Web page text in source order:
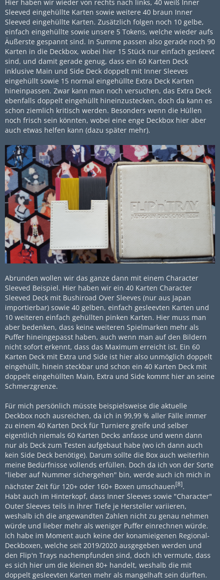
Hier haben wir wieder von rechts nach links, 40 weiß Inner
Sleeved eingehüllte Karten sowie weitere 40 braun Inner
Sleeved eingehüllte Karten. Zusätzlich folgen noch 10 gelbe,
einfach eingehüllte sowie unsere 5 Tokens, welche wieder aufs
Äußerste gespannt sind. In Summe passen also gerade noch 90
Karten in die Deckbox, wobei hier 15 Stück nur einfach gesleevt
sind, und damit gerade genug, dass ein 60 Karten Deck
inklusive Main und Side Deck doppelt mit Inner Sleeves
eingehüllt sowie 15 normal eingehüllte Extra Deck Karten
hineinpassen. Zwar kann man noch versuchen, das Extra Deck
ebenfalls doppelt eingehüllt hineinzustecken, doch da kann es
schon ziemlich kritisch werden. Besonders wenn die Hüllen
noch frisch sein könnten, wobei eine enge Deckbox hier aber
auch etwas helfen kann (dazu später mehr).
Abrunden wollen wir das ganze dann mit einem Character
Sleeved Beispiel. Hier haben wir ein 40 Karten Character
Sleeved Deck mit Bushiroad Over Sleeves (nur aus Japan
importierbar) sowie 40 gelben, einfach gesleevten Karten und
10 weiteren einfach gehüllten pinken Karten. Hier muss man
aber bedenken, dass keine weiteren Spielmarken mehr als
Puffer hineingepasst haben, auch wenn man auf den Bildern
nicht sofort erkennt, dass das Maximum erreicht ist. Ein 60
Karten Deck mit Extra und Side ist hier also unmöglich doppelt
eingehüllt, hinein steckbar und schon ein 40 Karten Deck mit
doppelt eingehüllten Main, Extra und Side kommt hier an seine
Schmerzgrenze.
Für mich persönlich müsste beispielsweise die aktuelle
Deckbox noch ausreichen, da ich in 99,99 % aller Fälle immer
zu einem 40 Karten Deck für Turniere greife und selber
eigentlich niemals 60 Karten Decks anfasse und wenn dann
nur als Deck zum Testen aufgebaut habe (wo ich dann auch
kein Side Deck benötige). Darum sollte die Box auch weiterhin
meine Bedürfnisse vollends erfüllen. Doch da ich von der Sorte
"lieber auf Nummer sichergehen" bin, werde auch ich mich in
nächster Zeit für 120+ oder 160+ Boxen umschauen[8].
Habt auch im Hinterkopf, dass Inner Sleeves sowie "Character"
Outer Sleeves teils in ihrer Tiefe je Hersteller variieren,
weshalb ich die angewandten Zahlen nicht zu genau nehmen
würde und lieber mehr als weniger Puffer einrechnen würde.
Ich habe im Moment auch keine der konamieigenen Regional-
Deckboxen, welche seit 2019/2020 ausgegeben werden und
den Flip'n Trays nachempfunden sind, doch ich vermute, dass
es sich hier um die kleinen 80+ handelt, weshalb die mit
doppelt gesleevten Karten mehr als mangelhaft sein dürften.